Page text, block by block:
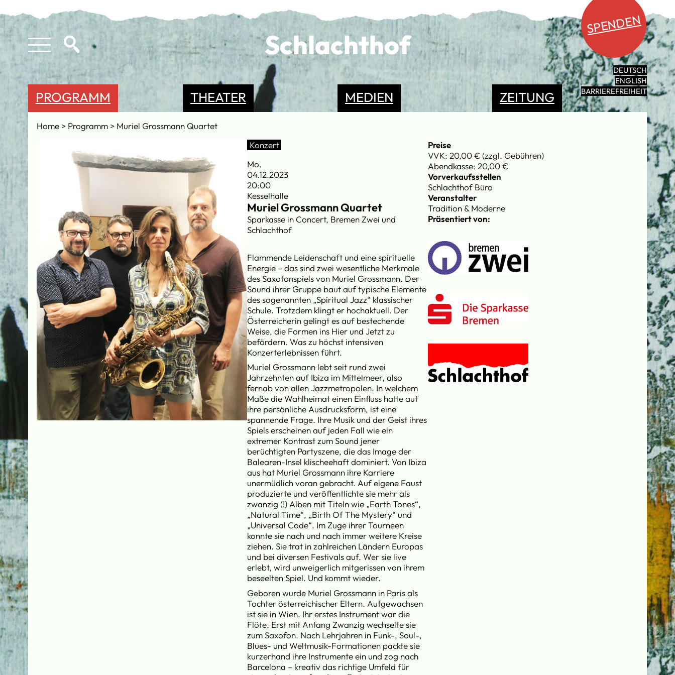
Schlachthof
SPENDEN
DEUTSCH
ENGLISH
BARRIEREFREIHEIT
PROGRAMM THEATER MEDIEN ZEITUNG
Home Programm
Muriel Grossmann Quartet
Konzert
Mo.
04.12.2023
20:00
Kesselhalle
Muriel Grossmann Quartet
Sparkasse in Concert, Bremen Zwei und
Schlachthof
Flammende Leidenschaft und eine spirituelle
Energie – das sind zwei wesentliche Merkmale
des Saxofonspiels von Muriel Grossmann. Der
Sound ihrer Gruppe baut auf typische Elemente
des sogenannten „Spiritual Jazz“ klassischer
Schule. Trotzdem klingt er hochaktuell. Der
Österreicherin gelingt es auf bestechende
Weise, die Formen ins Hier und Jetzt zu
befördern. Was zu höchst intensiven
Konzerterlebnissen führt.
Muriel Grossmann lebt seit rund zwei
Jahrzehnten auf Ibiza im Mittelmeer, also
fernab von allen Jazzmetropolen. In welchem
Maße die Wahlheimat einen Einfluss hatte auf
ihre persönliche Ausdrucksform, ist eine
spannende Frage. Ihre Musik und der Geist ihres
Spiels erscheinen auf jeden Fall wie ein
extremer Kontrast zum Sound jener
berüchtigten Partyszene, die das Image der
Balearen-Insel klischeehaft dominiert. Von Ibiza
aus hat Muriel Grossmann ihre Karriere
unermüdlich voran gebracht. Auf eigene Faust
produzierte und veröffentlichte sie mehr als
zwanzig (!) Alben mit Titeln wie „Earth Tones“,
„Natural Time“, „Birth Of The Mystery“ und
„Universal Code“. Im Zuge ihrer Tourneen
konnte sie nach und nach immer weitere Kreise
ziehen. Sie trat in zahlreichen Ländern Europas
und bei diversen Festivals auf. Wer sie live
erlebt, wird unweigerlich mitgerissen von ihrem
beseelten Spiel. Und kommt wieder.
Geboren wurde Muriel Grossmann in Paris als
Tochter österreichischer Eltern. Aufgewachsen
ist sie in Wien. Ihr erstes Instrument war die
Flöte. Erst mit Anfang Zwanzig wechselte sie
zum Saxofon. Nach Lehrjahren in Funk-, Soul-,
Blues- und Weltmusik-Formationen packte sie
kurzerhand ihre Instrumente ein und zog nach
Barcelona – kreativ das richtige Umfeld für
Preise
VVK: 20,00 € (zzgl. Gebühren)
Abendkasse: 20,00 €
Vorverkaufsstellen
Schlachthof Büro
Veranstalter
Tradition & Moderne
Präsentiert von: